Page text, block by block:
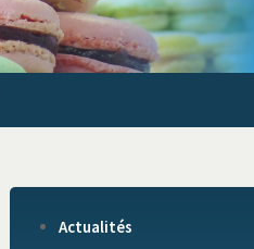
Actualités